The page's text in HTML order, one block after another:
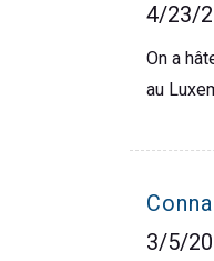
4/23/
On a
au
3/5/